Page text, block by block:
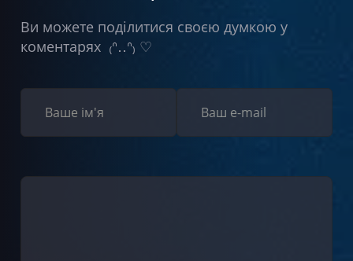
Ви можете поділитися своєю думкою у
коментарях ₍ᐢ‥ᐢ₎ ♡